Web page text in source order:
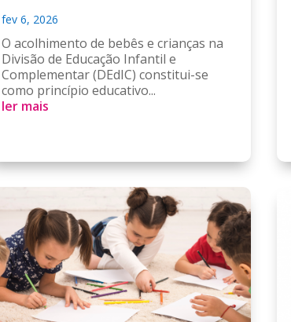
fev 6, 2026
O acolhimento de bebês e crianças na
Divisão de Educação Infantil e
Complementar (DEdIC) constitui-se
como princípio educativo...
ler mais